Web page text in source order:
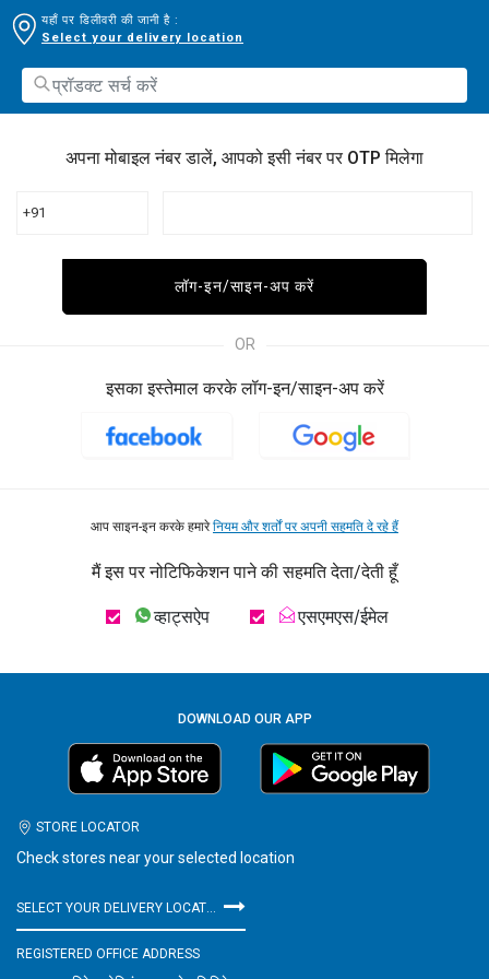
यहाँ पर डिलीवरी की जानी है :
Select your delivery location
अपना मोबाइल नंबर डालें, आपको इसी नंबर पर OTP मिलेगा
+91
लॉग-इन/साइन-अप करें
OR
इसका इस्तेमाल करके लॉग-इन/साइन-अप करें
आप साइन-इन करके हमारेनियम और शर्तों पर अपनी सहमति दे रहे हैं
मैं इस पर नोटिफिकेशन पाने की सहमति देता/देती हूँ
व्हाट्सऐप एसएमएस/ईमेल
DOWNLOAD OUR APP
STORE LOCATOR
Check stores near your selected location
SELECT YOUR DELIVERY LOCATION
REGISTERED OFFICE ADDRESS